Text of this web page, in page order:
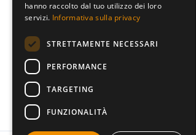
Dona il tuo 5x1000 a Fondazione
hanno raccolto dal tuo utilizzo dei loro
servizi. Informativa sulla privacy
STRETTAMENTE NECESSARI
PERFORMANCE
TARGETING
FUNZIONALITÀ